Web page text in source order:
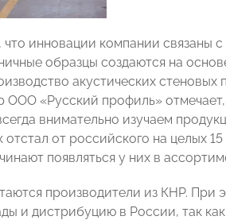
что инновации компании связаны
образцы создаются на
акустических стеновых
ООО «Русский профиль»
внимательно изучаем
от российского на целых 15
появляться у них в
производители из КНР. При
и дистрибуцию в России, так как